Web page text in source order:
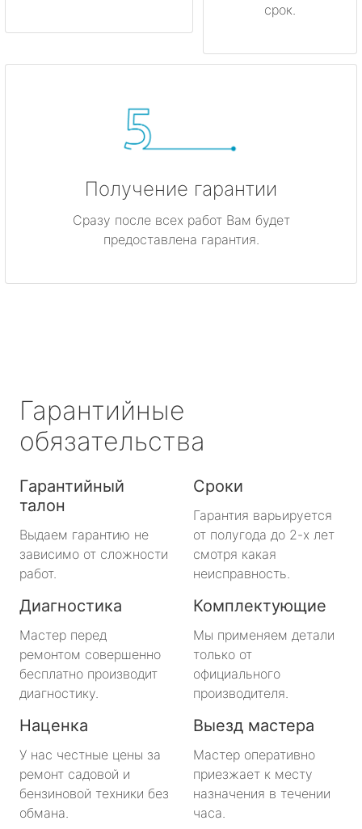
срок.
Получение гарантии
Сразу после всех работ Вам будет
предоставлена гарантия.
Гарантийные
обязательства
Гарантийный
талон
Выдаем гарантию не
зависимо от сложности
работ.
Сроки
Гарантия варьируется
от полугода до 2-х лет
смотря какая
неисправность.
Диагностика
Мастер перед
ремонтом совершенно
бесплатно производит
диагностику.
Комплектующие
Мы применяем детали
только от
официального
производителя.
Наценка
У нас честные цены за
ремонт садовой и
бензиновой техники без
обмана.
Выезд мастера
Мастер оперативно
приезжает к месту
назначения в течении
часа.